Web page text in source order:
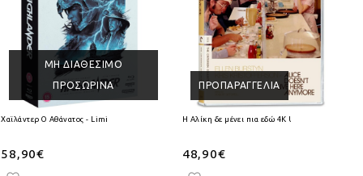
ΜΗ ΔΙΑΘΈΣΙΜΟ
ΠΡΟΣΩΡΙΝΆ
Χαϊλάντερ Ο Αθάνατος - Limited Collectors Edition 4K Ultra HD + Blu-Ray
58,90€
ΠΡΟΠΑΡΑΓΓΕΛΊΑ
Η Αλίκη δε μένει πια εδώ 4K Ultra HD + Blu-Ray
48,90€